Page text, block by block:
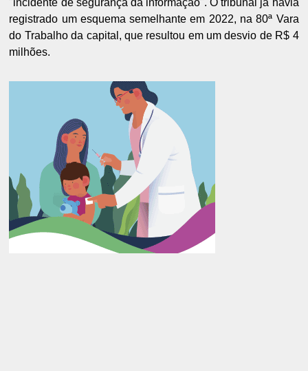
"incidente de segurança da informação". O tribunal já havia
registrado um esquema semelhante em 2022, na 80ª Vara
do Trabalho da capital, que resultou em um desvio de R$ 4
milhões.